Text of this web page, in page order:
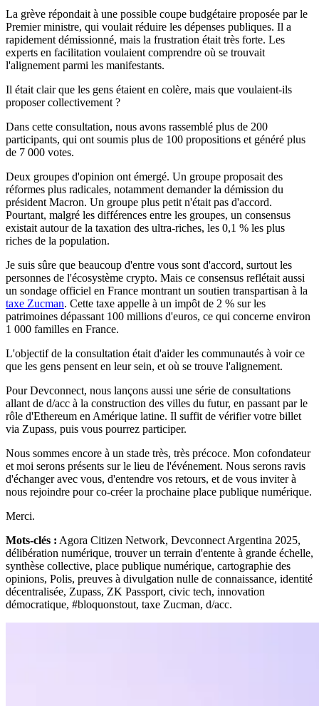
La grève répondait à une possible coupe budgétaire proposée par le
Premier ministre, qui voulait réduire les dépenses publiques. Il a
rapidement démissionné, mais la frustration était très forte. Les
experts en facilitation voulaient comprendre où se trouvait
l'alignement parmi les manifestants.
Il était clair que les gens étaient en colère, mais que voulaient-ils
proposer collectivement ?
Dans cette consultation, nous avons rassemblé plus de 200
participants, qui ont soumis plus de 100 propositions et généré plus
de 7 000 votes.
Deux groupes d'opinion ont émergé. Un groupe proposait des
réformes plus radicales, notamment demander la démission du
président Macron. Un groupe plus petit n'était pas d'accord.
Pourtant, malgré les différences entre les groupes, un consensus
existait autour de la taxation des ultra-riches, les 0,1 % les plus
riches de la population.
Je suis sûre que beaucoup d'entre vous sont d'accord, surtout les
personnes de l'écosystème crypto. Mais ce consensus reflétait aussi
un sondage officiel en France montrant un soutien transpartisan à la
taxe Zucman. Cette taxe appelle à un impôt de 2 % sur les
patrimoines dépassant 100 millions d'euros, ce qui concerne environ
1 000 familles en France.
L'objectif de la consultation était d'aider les communautés à voir ce
que les gens pensent en leur sein, et où se trouve l'alignement.
Pour Devconnect, nous lançons aussi une série de consultations
allant de d/acc à la construction des villes du futur, en passant par le
rôle d'Ethereum en Amérique latine. Il suffit de vérifier votre billet
via Zupass, puis vous pourrez participer.
Nous sommes encore à un stade très, très précoce. Mon cofondateur
et moi serons présents sur le lieu de l'événement. Nous serons ravis
d'échanger avec vous, d'entendre vos retours, et de vous inviter à
nous rejoindre pour co-créer la prochaine place publique numérique.
Merci.
Mots-clés : Agora Citizen Network, Devconnect Argentina 2025,
délibération numérique, trouver un terrain d'entente à grande échelle,
synthèse collective, place publique numérique, cartographie des
opinions, Polis, preuves à divulgation nulle de connaissance, identité
décentralisée, Zupass, ZK Passport, civic tech, innovation
démocratique, #bloquonstout, taxe Zucman, d/acc.